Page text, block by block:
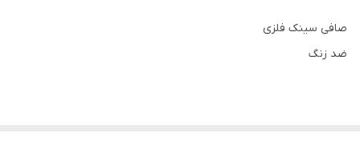
صافی سینک فلزی
ضد زنگ